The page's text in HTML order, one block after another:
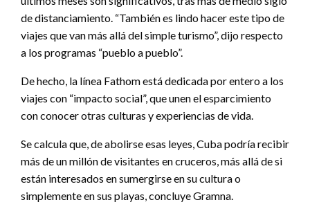
de distanciamiento. “También es lindo hacer este tipo de
viajes que van más allá del simple turismo”, dijo respecto
a los programas “pueblo a pueblo”.
De hecho, la línea Fathom está dedicada por entero a los
viajes con “impacto social”, que unen el esparcimiento
con conocer otras culturas y experiencias de vida.
Se calcula que, de abolirse esas leyes, Cuba podría recibir
más de un millón de visitantes en cruceros, más allá de si
están interesados en sumergirse en su cultura o
simplemente en sus playas, concluye Gramna.